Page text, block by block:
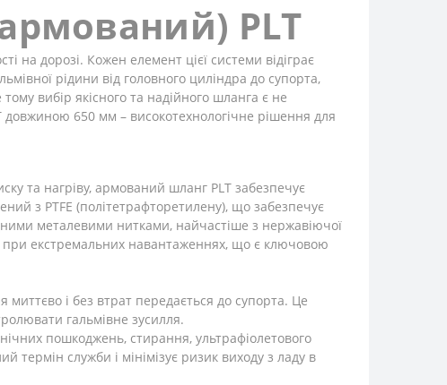
PLT
на дорозі. Кожен елемент цієї системи відіграє
рідини від головного циліндра до супорта,
вибір якісного та надійного шланга є не
довжиною 650 мм – високотехнологічне рішення для
та нагріву, армований шланг PLT забезпечує
з PTFE (політетрафторетилену), що забезпечує
металевими нитками, найчастіше з нержавіючої
при екстремальних навантаженнях, що є ключовою
миттєво і без втрат передається до супорта. Це
гальмівне зусилля.
пошкоджень, стирання, ультрафіолетового
служби і мінімізує ризик виходу з ладу в